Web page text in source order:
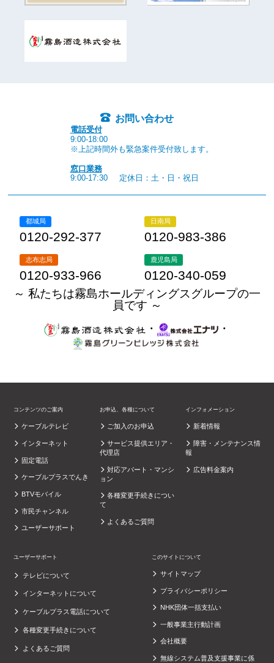
お問い合わせ
電話受付
9:00-18:00
※上記時間外も緊急案件受付致します。
窓口業務
9:00-17:30
定休日：土・日・祝日
都城局
0120-292-377
日南局
0120-983-386
志布志局
0120-933-966
鹿児島局
0120-340-059
～ 私たちは霧島ホールディングスグループの一
員です ～
・
・
コンテンツのご案内
ケーブルテレビ
インターネット
固定電話
ケーブルプラスでんき
BTVモバイル
市民チャンネル
ユーザーサポート
お申込、各種について
ご加入のお申込
サービス提供エリア・
代理店
対応アパート・マンシ
ョン
各種変更手続きについ
て
よくあるご質問
インフォメーション
新着情報
障害・メンテナンス情
報
広告料金案内
ユーザーサポート
テレビについて
インターネットについて
ケーブルプラス電話について
各種変更手続きについて
よくあるご質問
このサイトについて
サイトマップ
プライバシーポリシー
NHK団体一括支払い
一般事業主行動計画
会社概要
無線システム普及支援事業に係